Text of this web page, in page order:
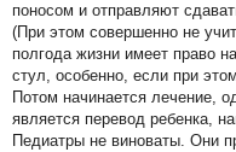
поносом и отправляют
(При этом совершенно не
полгода жизни имеет право
стул, особенно, если при
Потом начинается лечение,
является перевод ребенка,
Педиатры не виноваты. Они